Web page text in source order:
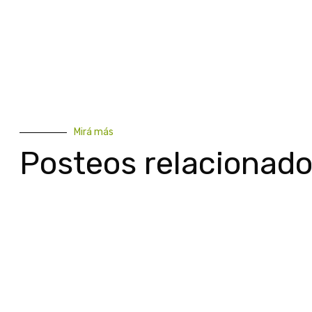
Mirá más
Posteos